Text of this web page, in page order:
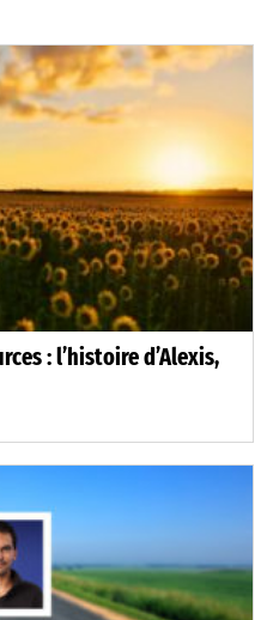
: l’histoire d’Alexis,